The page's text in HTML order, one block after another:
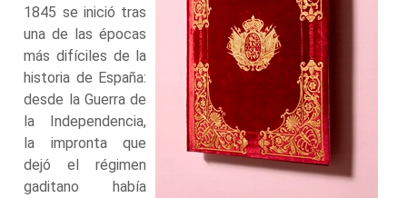
1845 se inició tras
una de las épocas
más difíciles de la
historia de España:
desde la Guerra de
la Independencia,
la impronta que
dejó el régimen
gaditano había